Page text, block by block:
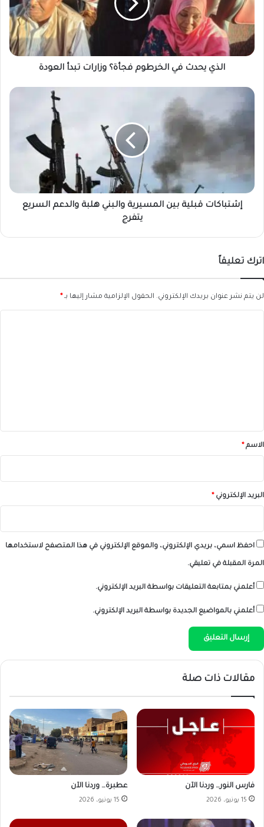
فجأة؟
وزارات
تبدأ
العودة
الذي يحدث في الخرطوم فجأة؟ وزارات تبدأ العودة
إشتباكات
المسيرية
السريع
يتفرج
إشتباكات قبلية بين المسيرية والبني هلبة والدعم السريع
يتفرج
اترك تعليقاً
لن يتم نشر عنوان بريدك الإلكتروني. الحقول الإلزامية مشار إليها بـ*
*الاسم*
البريد الإلكتروني*
احفظ اسمي، بريدي الإلكتروني، والموقع الإلكتروني في هذا المتصفح لاستخدامها
المرة المقبلة في تعليقي.
أعلمني بمتابعة التعليقات بواسطة البريد الإلكتروني.
أعلمني بالمواضيع الجديدة بواسطة البريد الإلكتروني.
مقالات ذات صلة
فارس النور… وردنا الآن
15 يونيو، 2026
عطبرة… وردنا الآن
15 يونيو، 2026